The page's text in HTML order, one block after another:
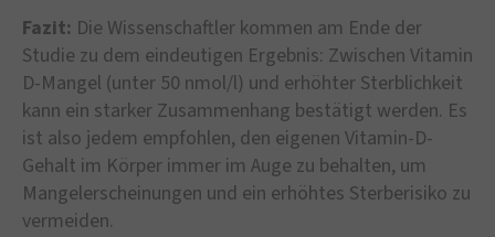
Fazit: Die Wissenschaftler kommen am Ende der
Studie zu dem eindeutigen Ergebnis: Zwischen Vitamin
D-Mangel (unter 50 nmol/l) und erhöhter Sterblichkeit
kann ein starker Zusammenhang bestätigt werden. Es
ist also jedem empfohlen, den eigenen Vitamin-D-
Gehalt im Körper immer im Auge zu behalten, um
Mangelerscheinungen und ein erhöhtes Sterberisiko zu
vermeiden.